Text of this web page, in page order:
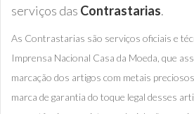
serviços das Contrastarias.
As Contrastarias são serviços oficiais e
Imprensa Nacional Casa da Moeda, que
marcação dos artigos com metais
marca de garantia do toque legal desses